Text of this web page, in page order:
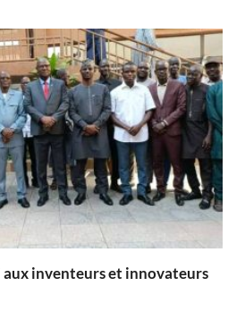
aux inventeurs et innovateurs